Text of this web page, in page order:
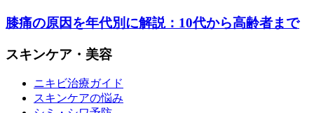
膝痛の原因を年代別に解説：10代から高齢者まで
スキンケア・美容
ニキビ治療ガイド
スキンケアの悩み